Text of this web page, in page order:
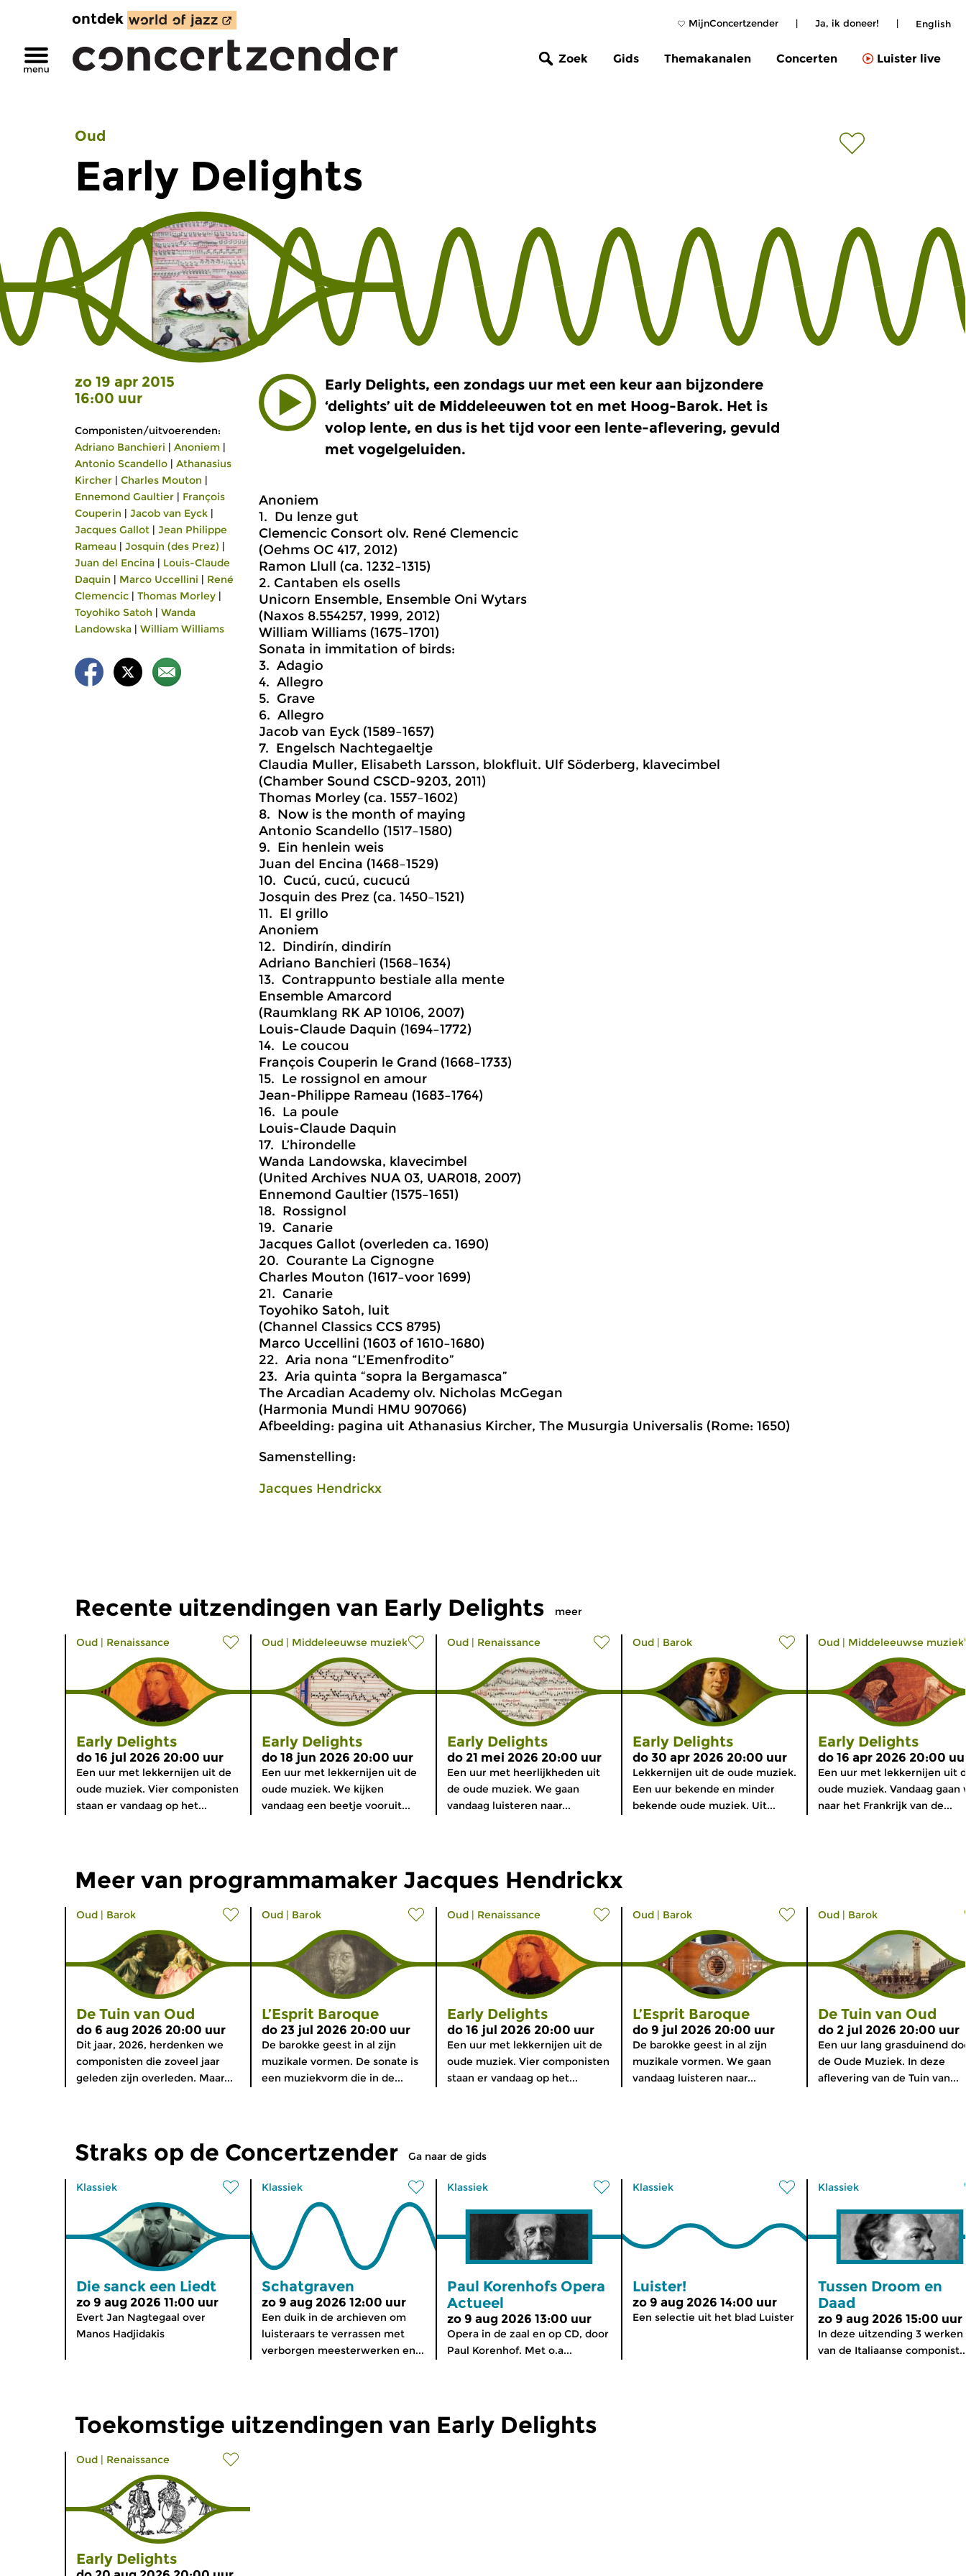
MijnConcertzender | Ja, ik doneer! | English
ontdek
Zoek Gids Themakanalen Concerten Luister live
Oud
Early Delights
zo 19 apr 2015
16:00 uur
Componisten/uitvoerenden:
Adriano Banchieri | Anoniem |
Antonio Scandello | Athanasius
Kircher | Charles Mouton |
Ennemond Gaultier | François
Couperin | Jacob van Eyck |
Jacques Gallot | Jean Philippe
Rameau | Josquin (des Prez) |
Juan del Encina | Louis-Claude
Daquin | Marco Uccellini | René
Clemencic | Thomas Morley |
Toyohiko Satoh | Wanda
Landowska | William Williams
Early Delights, een zondags uur met een keur aan bijzondere
‘delights’ uit de Middeleeuwen tot en met Hoog-Barok. Het is
volop lente, en dus is het tijd voor een lente-aflevering, gevuld
met vogelgeluiden.
Anoniem
1. Du lenze gut
Clemencic Consort olv. René Clemencic
(Oehms OC 417, 2012)
Ramon Llull (ca. 1232–1315)
2. Cantaben els osells
Unicorn Ensemble, Ensemble Oni Wytars
(Naxos 8.554257, 1999, 2012)
William Williams (1675–1701)
Sonata in immitation of birds:
3. Adagio
4. Allegro
5. Grave
6. Allegro
Jacob van Eyck (1589–1657)
7. Engelsch Nachtegaeltje
Claudia Muller, Elisabeth Larsson, blokfluit. Ulf Söderberg, klavecimbel
(Chamber Sound CSCD-9203, 2011)
Thomas Morley (ca. 1557–1602)
8. Now is the month of maying
Antonio Scandello (1517–1580)
9. Ein henlein weis
Juan del Encina (1468–1529)
10. Cucú, cucú, cucucú
Josquin des Prez (ca. 1450–1521)
11. El grillo
Anoniem
12. Dindirín, dindirín
Adriano Banchieri (1568–1634)
13. Contrappunto bestiale alla mente
Ensemble Amarcord
(Raumklang RK AP 10106, 2007)
Louis-Claude Daquin (1694–1772)
14. Le coucou
François Couperin le Grand (1668–1733)
15. Le rossignol en amour
Jean-Philippe Rameau (1683–1764)
16. La poule
Louis-Claude Daquin
17. L’hirondelle
Wanda Landowska, klavecimbel
(United Archives NUA 03, UAR018, 2007)
Ennemond Gaultier (1575–1651)
18. Rossignol
19. Canarie
Jacques Gallot (overleden ca. 1690)
20. Courante La Cignogne
Charles Mouton (1617–voor 1699)
21. Canarie
Toyohiko Satoh, luit
(Channel Classics CCS 8795)
Marco Uccellini (1603 of 1610–1680)
22. Aria nona “L’Emenfrodito”
23. Aria quinta “sopra la Bergamasca”
The Arcadian Academy olv. Nicholas McGegan
(Harmonia Mundi HMU 907066)
Afbeelding: pagina uit Athanasius Kircher, The Musurgia Universalis (Rome: 1650)
Samenstelling:
Jacques Hendrickx
Recente uitzendingen van Early Delights meer
Oud | Renaissance
Early Delights
do 16 jul 2026 20:00 uur
Een uur met lekkernijen uit de
oude muziek. Vier componisten
staan er vandaag op het...
Oud | Middeleeuwse muziek
Early Delights
do 18 jun 2026 20:00 uur
Een uur met lekkernijen uit de
oude muziek. We kijken
vandaag een beetje vooruit...
Oud | Renaissance
Early Delights
do 21 mei 2026 20:00 uur
Een uur met heerlijkheden uit
de oude muziek. We gaan
vandaag luisteren naar...
Oud | Barok
Early Delights
do 30 apr 2026 20:00 uur
Lekkernijen uit de oude muziek.
Een uur bekende en minder
bekende oude muziek. Uit...
Oud | Middeleeuwse muziek
Early Delights
do 16 apr 2026 20:00
Een uur met lekkernijen uit
oude muziek. Vandaag gaan
naar het Frankrijk van de...
Meer van programmamaker Jacques Hendrickx
Oud | Barok
De Tuin van Oud
do 6 aug 2026 20:00 uur
Dit jaar, 2026, herdenken we
componisten die zoveel jaar
geleden zijn overleden. Maar...
Oud | Barok
L’Esprit Baroque
do 23 jul 2026 20:00 uur
De barokke geest in al zijn
muzikale vormen. De sonate is
een muziekvorm die in de...
Oud | Renaissance
Early Delights
do 16 jul 2026 20:00 uur
Een uur met lekkernijen uit de
oude muziek. Vier componisten
staan er vandaag op het...
Oud | Barok
L’Esprit Baroque
do 9 jul 2026 20:00 uur
De barokke geest in al zijn
muzikale vormen. We gaan
vandaag luisteren naar...
Oud | Barok
De Tuin van Oud
do 2 jul 2026 20:00 uur
Een uur lang grasduinend
de Oude Muziek. In deze
aflevering van de Tuin van...
Straks op de Concertzender Ga naar de gids
Klassiek
Die sanck een Liedt
zo 9 aug 2026 11:00 uur
Evert Jan Nagtegaal over
Manos Hadjidakis
Klassiek
Schatgraven
zo 9 aug 2026 12:00 uur
Een duik in de archieven om
luisteraars te verrassen met
verborgen meesterwerken en...
Klassiek
Paul Korenhofs Opera
Actueel
zo 9 aug 2026 13:00 uur
Opera in de zaal en op CD, door
Paul Korenhof. Met o.a...
Klassiek
Luister!
zo 9 aug 2026 14:00 uur
Een selectie uit het blad Luister
Klassiek
Tussen Droom en
Daad
zo 9 aug 2026 15:00 uur
In deze uitzending 3 werken
van de Italiaanse
Toekomstige uitzendingen van Early Delights
Oud | Renaissance
Early Delights